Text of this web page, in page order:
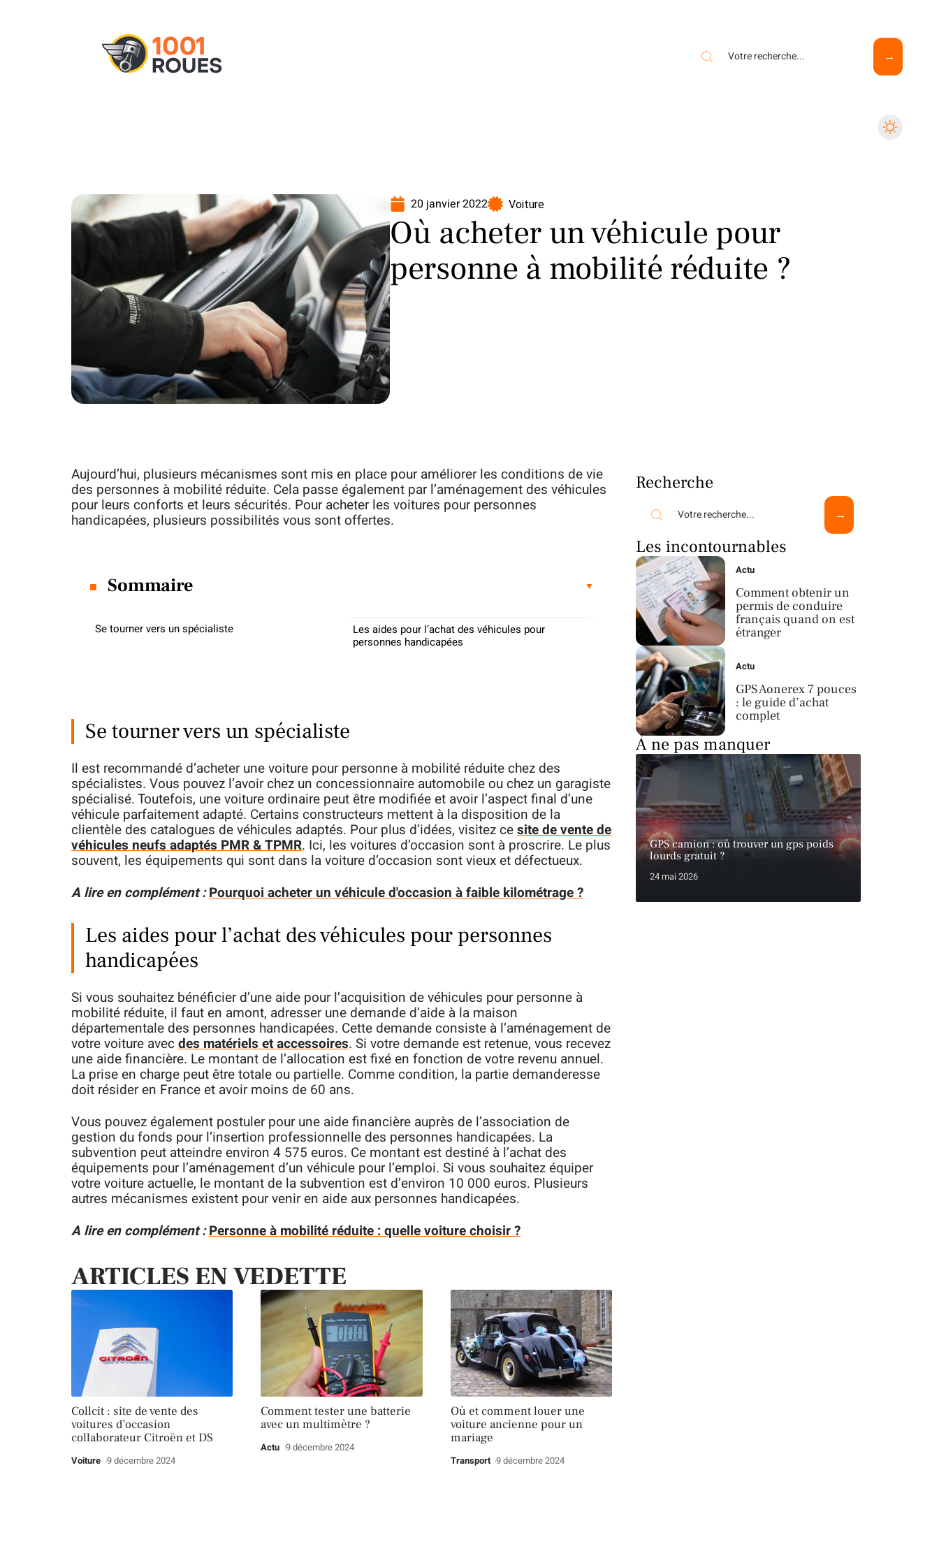
20 janvier 2022 Voiture
Où acheter un véhicule pour
personne à mobilité réduite ?
Aujourd’hui, plusieurs mécanismes sont mis en place pour améliorer les conditions de vie
des personnes à mobilité réduite. Cela passe également par l’aménagement des véhicules
pour leurs conforts et leurs sécurités. Pour acheter les voitures pour personnes
handicapées, plusieurs possibilités vous sont offertes.
Sommaire
Se tourner vers un spécialiste
Les aides pour l’achat des véhicules pour
personnes handicapées
Se tourner vers un spécialiste
Il est recommandé d’acheter une voiture pour personne à mobilité réduite chez des
spécialistes. Vous pouvez l’avoir chez un concessionnaire automobile ou chez un garagiste
spécialisé. Toutefois, une voiture ordinaire peut être modifiée et avoir l’aspect final d’une
véhicule parfaitement adapté. Certains constructeurs mettent à la disposition de la
clientèle des catalogues de véhicules adaptés. Pour plus d’idées, visitez cesite de vente de
véhicules neufs adaptés PMR & TPMR. Ici, les voitures d’occasion sont à proscrire. Le plus
souvent, les équipements qui sont dans la voiture d’occasion sont vieux et défectueux.
A lire en complément :Pourquoi acheter un véhicule d'occasion à faible kilométrage ?
Les aides pour l’achat des véhicules pour personnes
handicapées
Si vous souhaitez bénéficier d’une aide pour l’acquisition de véhicules pour personne à
mobilité réduite, il faut en amont, adresser une demande d’aide à la maison
départementale des personnes handicapées. Cette demande consiste à l’aménagement de
votre voiture avecdes matériels et accessoires. Si votre demande est retenue, vous recevez
une aide financière. Le montant de l’allocation est fixé en fonction de votre revenu annuel.
La prise en charge peut être totale ou partielle. Comme condition, la partie demanderesse
doit résider en France et avoir moins de 60 ans.
Vous pouvez également postuler pour une aide financière auprès de l’association de
gestion du fonds pour l’insertion professionnelle des personnes handicapées. La
subvention peut atteindre environ 4 575 euros. Ce montant est destiné à l’achat des
équipements pour l’aménagement d’un véhicule pour l’emploi. Si vous souhaitez équiper
votre voiture actuelle, le montant de la subvention est d’environ 10 000 euros. Plusieurs
autres mécanismes existent pour venir en aide aux personnes handicapées.
A lire en complément :Personne à mobilité réduite : quelle voiture choisir ?
ARTICLES EN VEDETTE
Collcit : site de vente des
voitures d’occasion
collaborateur Citroën et DS
Voiture 9 décembre 2024
Comment tester une batterie
avec un multimètre ?
Actu 9 décembre 2024
Où et comment louer une
voiture ancienne pour un
mariage
Transport 9 décembre 2024
Recherche
Les incontournables
Actu
Comment obtenir un
permis de conduire
français quand on est
étranger
Actu
GPS Aonerex 7 pouces
: le guide d’achat
complet
À ne pas manquer
GPS camion : où trouver un gps poids
lourds gratuit ?
24 mai 2026